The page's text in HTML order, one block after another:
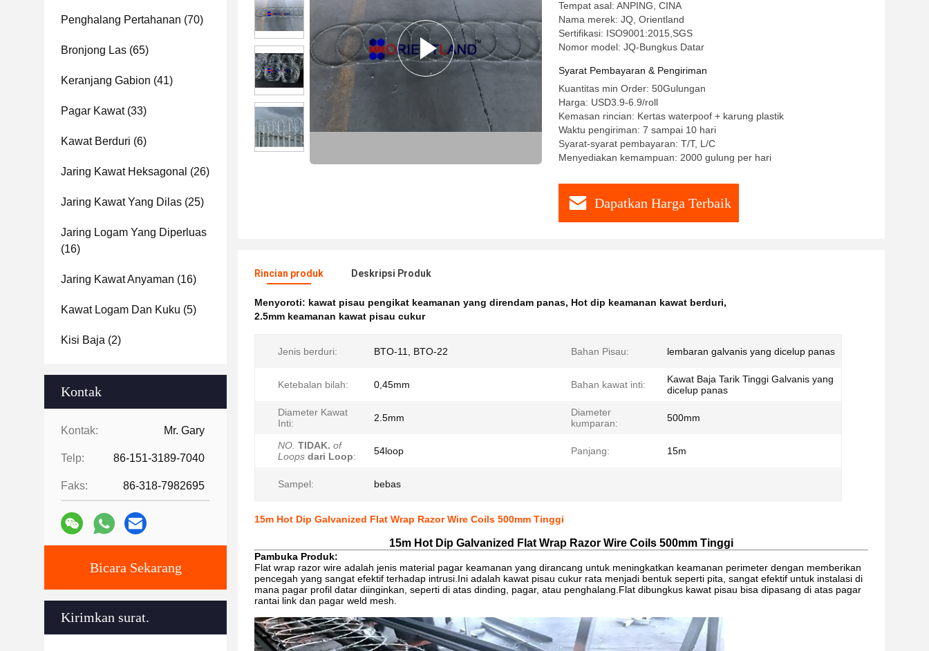
Penghalang Pertahanan (70)
Bronjong Las (65)
Keranjang Gabion (41)
Pagar Kawat(33)
Kawat Berduri (6)
Jaring Kawat Heksagonal (26)
Jaring Kawat Yang Dilas (25)
Jaring Logam Yang Diperluas
(16)
Jaring Kawat Anyaman (16)
Kawat Logam Dan Kuku (5)
Kisi Baja (2)
Kontak
Kontak: Mr. Gary
Telp: 86-151-3189-7040
Faks: 86-318-7982695
Bicara Sekarang
Kirimkan surat.
Tempat asal: ANPING, CINA
Nama merek: JQ, Orientland
Sertifikasi: ISO9001:2015,SGS
Nomor model: JQ-Bungkus Datar
Syarat Pembayaran & Pengiriman
Kuantitas min Order: 50Gulungan
Harga: USD3.9-6.9/roll
Kemasan rincian: Kertas waterpoof + karung plastik
Waktu pengiriman: 7 sampai 10 hari
Syarat-syarat pembayaran: T/T, L/C
Menyediakan kemampuan: 2000 gulung per hari
Dapatkan Harga Terbaik
Rincian produk Deskripsi Produk
Menyoroti: kawat pisau pengikat keamanan yang direndam panas, Hot dip keamanan kawat berduri,
2.5mm keamanan kawat pisau cukur
Jenis berduri: BTO-11, BTO-22 Bahan Pisau: lembaran galvanis yang dicelup panas
Ketebalan bilah: 0,45mm Bahan kawat inti:
Kawat Baja Tarik Tinggi Galvanis yang
dicelup panas
Diameter Kawat
Inti:
2.5mm
Diameter
kumparan:
500mm
NO. TIDAK. of
Loops dari Loop: 54loop Panjang: 15m
Sampel: bebas
15m Hot Dip Galvanized Flat Wrap Razor Wire Coils 500mm Tinggi
15m Hot Dip Galvanized Flat Wrap Razor Wire Coils 500mm Tinggi
Pambuka Produk:
Flat wrap razor wire adalah jenis material pagar keamanan yang dirancang untuk meningkatkan keamanan perimeter dengan memberikan
pencegah yang sangat efektif terhadap intrusi.Ini adalah kawat pisau cukur rata menjadi bentuk seperti pita, sangat efektif untuk instalasi di
mana pagar profil datar diinginkan, seperti di atas dinding, pagar, atau penghalang.Flat dibungkus kawat pisau bisa dipasang di atas pagar
rantai link dan pagar weld mesh.